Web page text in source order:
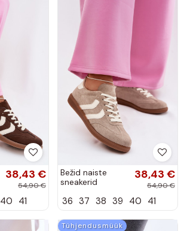
38,43 €
54,90 €
40 41
Bežid naiste
sneakerid
Jesavella
38,43 €
54,90 €
36 37 38 39 40 41
Tühjendusmüük